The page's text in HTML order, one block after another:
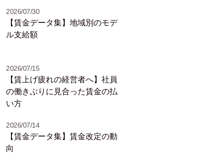
2026/07/30
【賃金データ集】地域別のモデ
ル支給額
2026/07/15
【賃上げ疲れの経営者へ】社員
の働きぶりに見合った賃金の払
い方
2026/07/14
【賃金データ集】賃金改定の動
向